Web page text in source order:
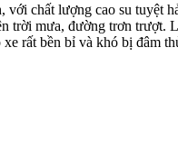
chất lượng cao su tuyệt
trời mưa, đường trơn trượt.
rất bền bỉ và khó bị đâm